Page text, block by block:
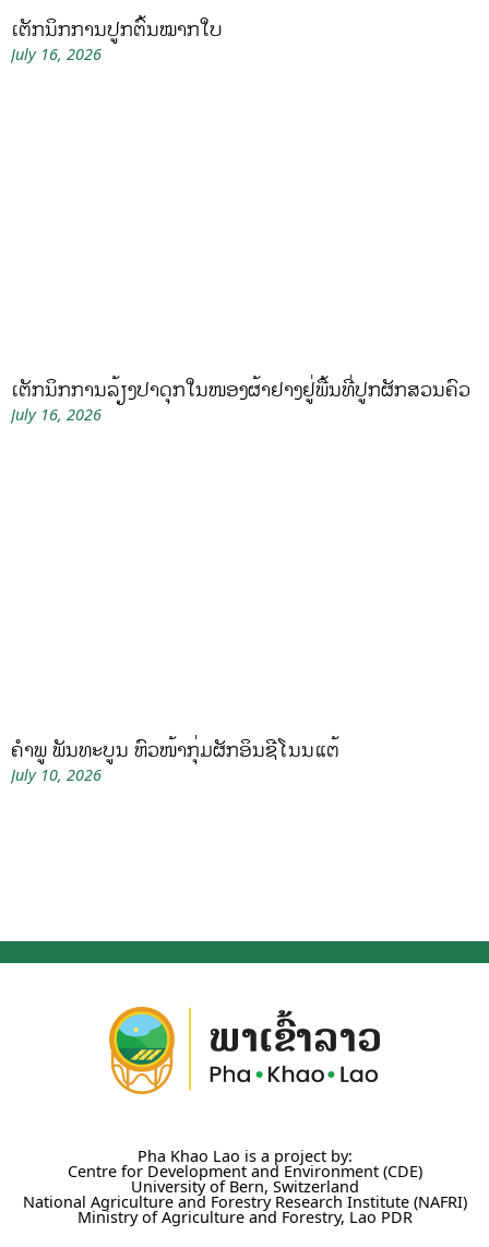
ເຕັກນິກການປູກຕົ້ນໝາກໃບ
July 16, 2026
ເຕັກນິກການລ້ຽງປາດຸກໃນໜອງຜ້າຢາງຢູ່ພື້ນທີ່ປູກຜັກສວນຄົວ
July 16, 2026
ຄໍາພູ ພັນທະບູນ ຫົວໜ້າກຸ່ມຜັກອິນຊີໂນນແຕ້
July 10, 2026
Pha Khao Lao is a project by:
Centre for Development and Environment (CDE)
University of Bern, Switzerland
National Agriculture and Forestry Research Institute (NAFRI)
Ministry of Agriculture and Forestry, Lao PDR